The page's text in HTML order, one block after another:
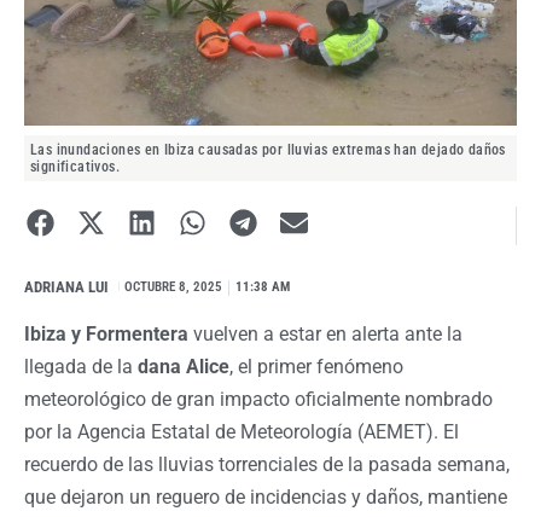
Las inundaciones en Ibiza causadas por lluvias extremas han dejado daños
significativos.
ADRIANA LUI OCTUBRE 8, 2025 11:38 AM
Ibiza y Formentera vuelven a estar en alerta ante la
llegada de la dana Alice, el primer fenómeno
meteorológico de gran impacto oficialmente nombrado
por la Agencia Estatal de Meteorología (AEMET). El
recuerdo de las lluvias torrenciales de la pasada semana,
que dejaron un reguero de incidencias y daños, mantiene